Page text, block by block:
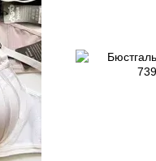
идеальный силуэт.
в розницу от 1 штуки
бельё именно
ряд, чтобы каждая
Biweier